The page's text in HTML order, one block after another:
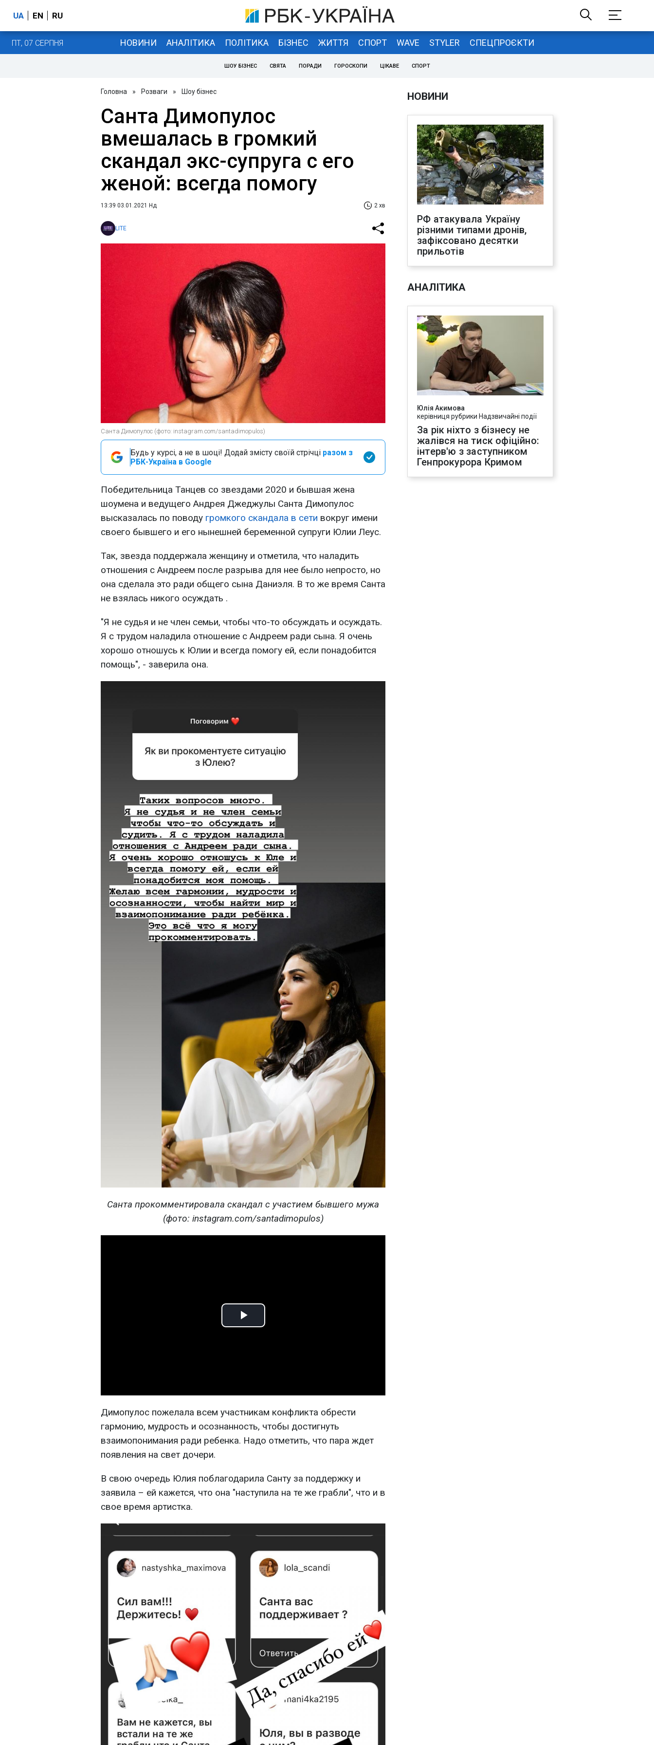
UA EN RU
ПТ, 07 СЕРПНЯ НОВИНИ АНАЛІТИКА ПОЛІТИКА БІЗНЕС ЖИТТЯ СПОРТ WAVE STYLER СПЕЦПРОЄКТИ
ШОУ БІЗНЕС СВЯТА ПОРАДИ ГОРОСКОПИ ЦІКАВЕ СПОРТ
Головна » Розваги » Шоу бізнес
Санта Димопулос
вмешалась в громкий
скандал экс-супруга с его
женой: всегда помогу
13:39 03.01.2021 Нд 2 хв
LITE
Санта Димопулос (фото: instagram.com/santadimopulos)
Будь у курсі, а не в шоці! Додай змісту своїй стрічці разом з
РБК-Україна в Google
Победительница Танцев со звездами 2020 и бывшая жена
шоумена и ведущего Андрея Джеджулы Санта Димопулос
высказалась по поводу громкого скандала в сети вокруг имени
своего бывшего и его нынешней беременной супруги Юлии Леус.
Так, звезда поддержала женщину и отметила, что наладить
отношения с Андреем после разрыва для нее было непросто, но
она сделала это ради общего сына Даниэля. В то же время Санта
не взялась никого осуждать .
"Я не судья и не член семьи, чтобы что-то обсуждать и осуждать.
Я с трудом наладила отношение с Андреем ради сына. Я очень
хорошо отношусь к Юлии и всегда помогу ей, если понадобится
помощь", - заверила она.
Санта прокомментировала скандал с участием бывшего мужа
(фото: instagram.com/santadimopulos)
Play
Димопулос пожелала всем участникам конфликта обрести
гармонию, мудрость и осознанность, чтобы достигнуть
взаимопонимания ради ребенка. Надо отметить, что пара ждет
появления на свет дочери.
В свою очередь Юлия поблагодарила Санту за поддержку и
заявила – ей кажется, что она "наступила на те же грабли", что и в
свое время артистка.
НОВИНИ
РФ атакувала Україну
різними типами дронів,
зафіксовано десятки
прильотів
АНАЛІТИКА
Юлія Акимова
керівниця рубрики Надзвичайні події
За рік ніхто з бізнесу не
жалівся на тиск офіційно:
інтерв'ю з заступником
Генпрокурора Кримом